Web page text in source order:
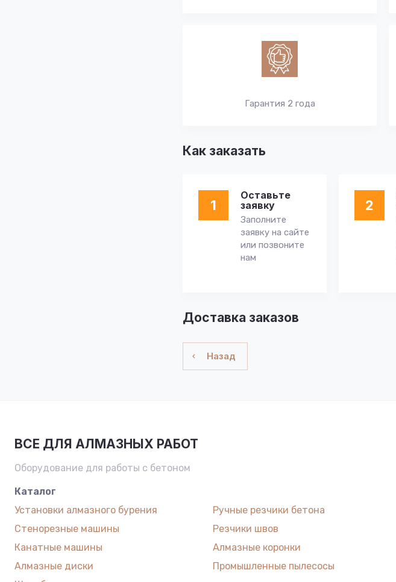
Гарантия 2 года
Как заказать
1
Оставьте
заявку
Заполните
заявку на сайте
или позвоните
нам
2
Доставка заказов
Назад
ВСЕ ДЛЯ АЛМАЗНЫХ РАБОТ
Оборудование для работы с бетоном
Каталог
Установки алмазного бурения
Ручные резчики бетона
Стенорезные машины
Резчики швов
Канатные машины
Алмазные коронки
Алмазные диски
Промышленные пылесосы